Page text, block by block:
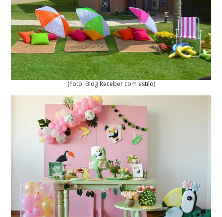
(Foto: Blog Receber com estilo)